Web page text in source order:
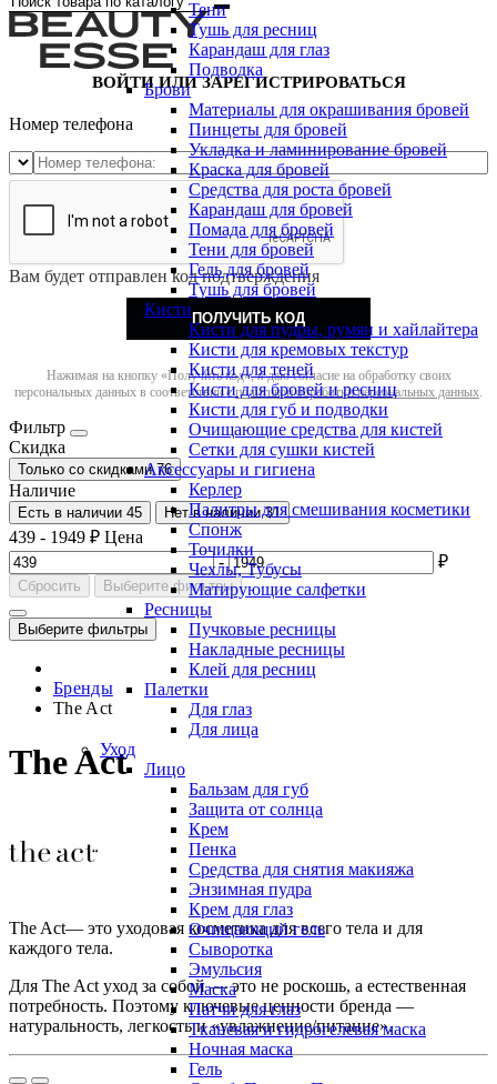
Тени
Тушь для ресниц
Карандаш для глаз
Подводка
Брови
Материалы для окрашивания бровей
Пинцеты для бровей
Укладка и ламинирование бровей
Краска для бровей
Средства для роста бровей
Карандаш для бровей
Помада для бровей
Тени для бровей
Гель для бровей
Тушь для бровей
Кисти
Кисти для пудры, румян и хайлайтера
Кисти для кремовых текстур
Кисти для теней
Кисти для бровей и ресниц
Кисти для губ и подводки
Очищающие средства для кистей
Сетки для сушки кистей
Аксессуары и гигиена
Керлер
Палитры для смешивания косметики
Спонж
Точилки
Чехлы, Тубусы
Матирующие салфетки
Ресницы
Пучковые ресницы
Накладные ресницы
Клей для ресниц
Палетки
Для глаз
Для лица
Уход
Лицо
Бальзам для губ
Защита от солнца
Крем
Пенка
Средства для снятия макияжа
Энзимная пудра
Крем для глаз
Очищающий гель
Сыворотка
Эмульсия
Маска
Патчи для глаз
Тканевая и гидрогелевая маска
Ночная маска
Гель
ВОЙТИ ИЛИ ЗАРЕГИСТРИРОВАТЬСЯ
Номер телефона
Вам будет отправлен код подтверждения
ПОЛУЧИТЬ КОД
Нажимая на кнопку «Получить код», я даю согласие на обработку своих
персональных данных в соответствии сполитикой обработки персональных данных.
Фильтр
Скидка
Только со cкидками 76
Наличие
Есть в наличии 45 Нет в наличии 31
439 - 1949 ₽ Цена
-
₽
Сбросить Выберите фильтры
Выберите фильтры
Бренды
The Act
The Act
The Act— это уходовая косметика для всего тела и для
каждого тела.
Для The Act уход за собой — это не роскошь, а естественная
потребность. Поэтому ключевые ценности бренда —
натуральность, легкость и «увлажнение/питание».